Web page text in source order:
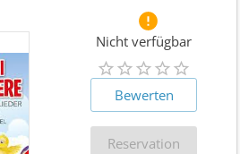
Nicht verfügbar
Bewerten
Reservation